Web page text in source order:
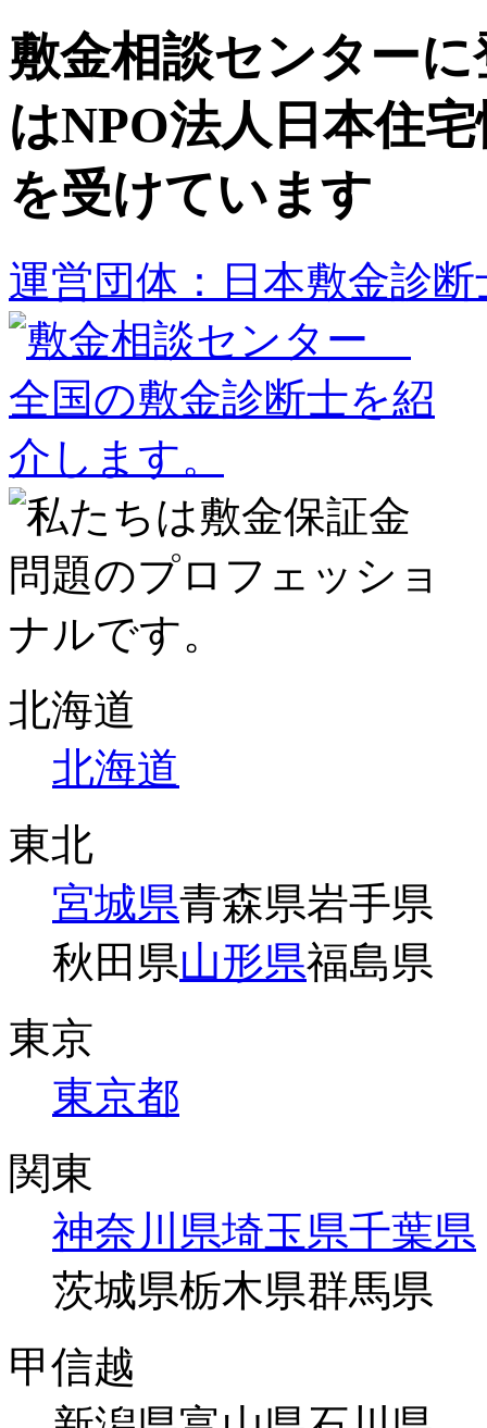
敷金相談センター
はNPO法人日本住
を受けています
運営団体：日本敷金診断
北海道
北海道
東北
宮城県青森県岩手県
秋田県山形県福島県
東京
東京都
関東
神奈川県埼玉県千葉県
茨城県栃木県群馬県
甲信越